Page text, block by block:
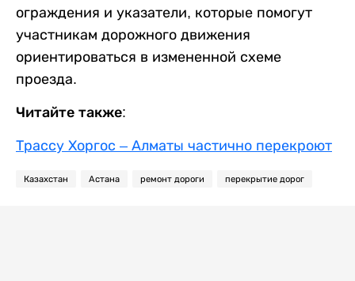
ограждения и указатели, которые помогут
участникам дорожного движения
ориентироваться в измененной схеме
проезда.
Читайте также:
Трассу Хоргос – Алматы частично перекроют
Казахстан Астана ремонт дороги перекрытие дорог